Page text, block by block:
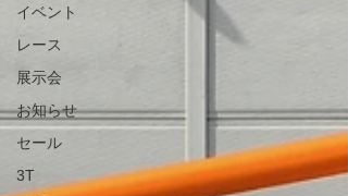
イベント
レース
展示会
お知らせ
セール
3T